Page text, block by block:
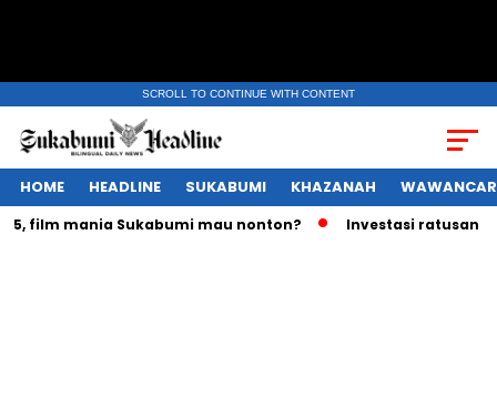
SCROLL TO CONTINUE WITH CONTENT
HOME HEADLINE SUKABUMI KHAZANAH
mania Sukabumi mau nonton? Investasi ratusan triliun